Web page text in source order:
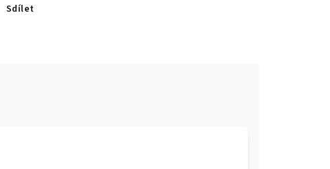
Sdílet